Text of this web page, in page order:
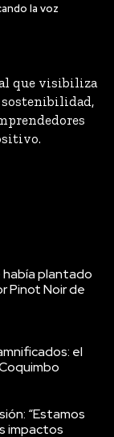
la voz
que visibiliza
plantado
Pinot Noir de
el
“Estamos
impactos